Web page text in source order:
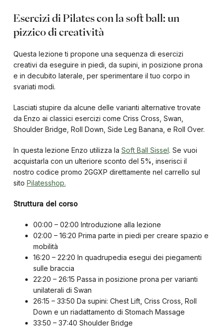
Esercizi di Pilates con la soft ball: un
pizzico di creatività
Questa lezione ti propone una sequenza di esercizi
creativi da eseguire in piedi, da supini, in posizione prona
e in decubito laterale, per sperimentare il tuo corpo in
svariati modi.
Lasciati stupire da alcune delle varianti alternative trovate
da Enzo ai classici esercizi come Criss Cross, Swan,
Shoulder Bridge, Roll Down, Side Leg Banana, e Roll Over.
In questa lezione Enzo utilizza la Soft Ball Sissel. Se vuoi
acquistarla con un ulteriore sconto del 5%, inserisci il
nostro codice promo 2GGXP direttamente nel carrello sul
sito Pilatesshop.
Struttura del corso
00:00 – 02:00 Introduzione alla lezione
02:00 – 16:20 Prima parte in piedi per creare spazio e
mobilità
16:20 – 22:20 In quadrupedia esegui dei piegamenti
sulle braccia
22:20 – 26:15 Passa in posizione prona per varianti
unilaterali di Swan
26:15 – 33:50 Da supini: Chest Lift, Criss Cross, Roll
Down e un riadattamento di Stomach Massage
33:50 – 37:40 Shoulder Bridge